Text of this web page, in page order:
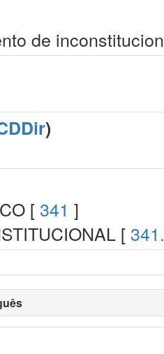
de
)
[ 341 ]
[